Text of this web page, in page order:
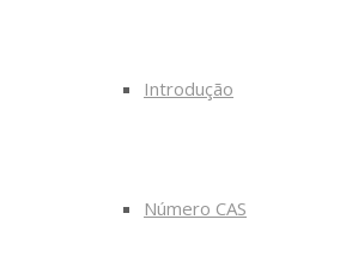
Introdução
Número CAS